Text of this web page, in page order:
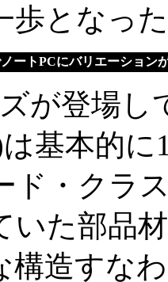
歩となっ
ートPCにバリエーション
が登場し
基本的
ド・クラ
いた部品
構造すな